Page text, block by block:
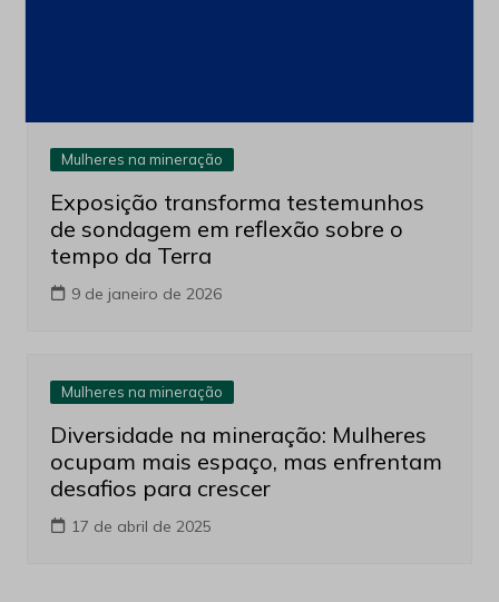
Mulheres na mineração
Exposição transforma testemunhos
de sondagem em reflexão sobre o
tempo da Terra
9 de janeiro de 2026
Mulheres na mineração
Diversidade na mineração: Mulheres
ocupam mais espaço, mas enfrentam
desafios para crescer
17 de abril de 2025